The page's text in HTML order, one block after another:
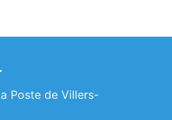
Poste de Villers-